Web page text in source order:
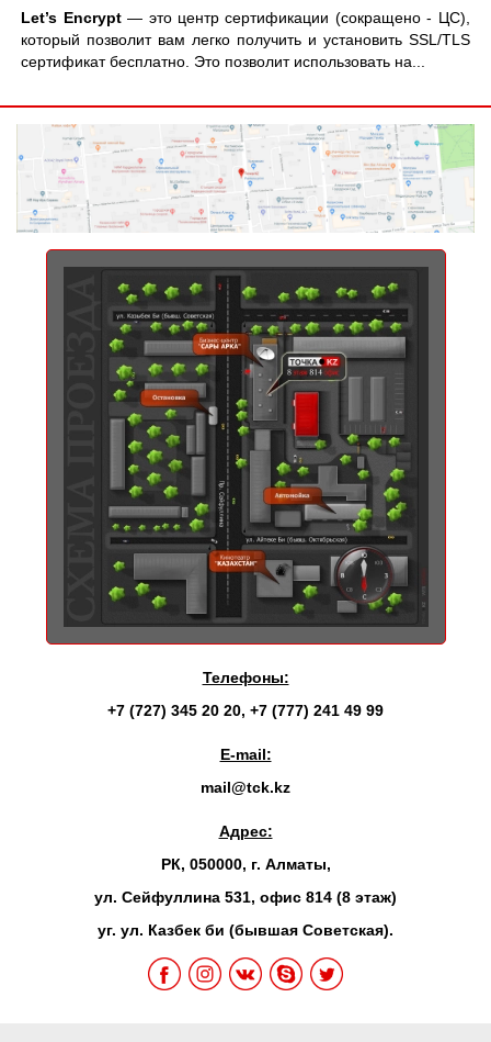
Let’s Encrypt— это центр сертификации (сокращено - ЦС),
который позволит вам легко получить и установить SSL/TLS
сертификат бесплатно. Это позволит использовать на...
Телефоны:
+7 (727) 345 20 20, +7 (777) 241 49 99
E-mail:
mail@tck.kz
Адрес:
РК, 050000, г. Алматы,
ул. Сейфуллина 531, офис 814 (8 этаж)
уг. ул. Казбек би (бывшая Советская).